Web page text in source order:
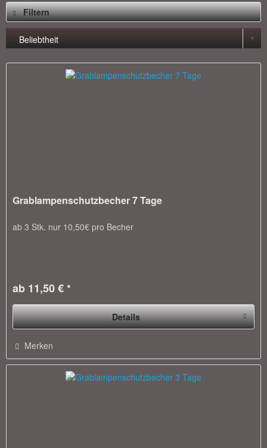
Filtern
Grablampenschutzbecher 7 Tage
ab 3 Stk. nur 10,50€ pro Becher
ab 11,50 € *
Details
Merken